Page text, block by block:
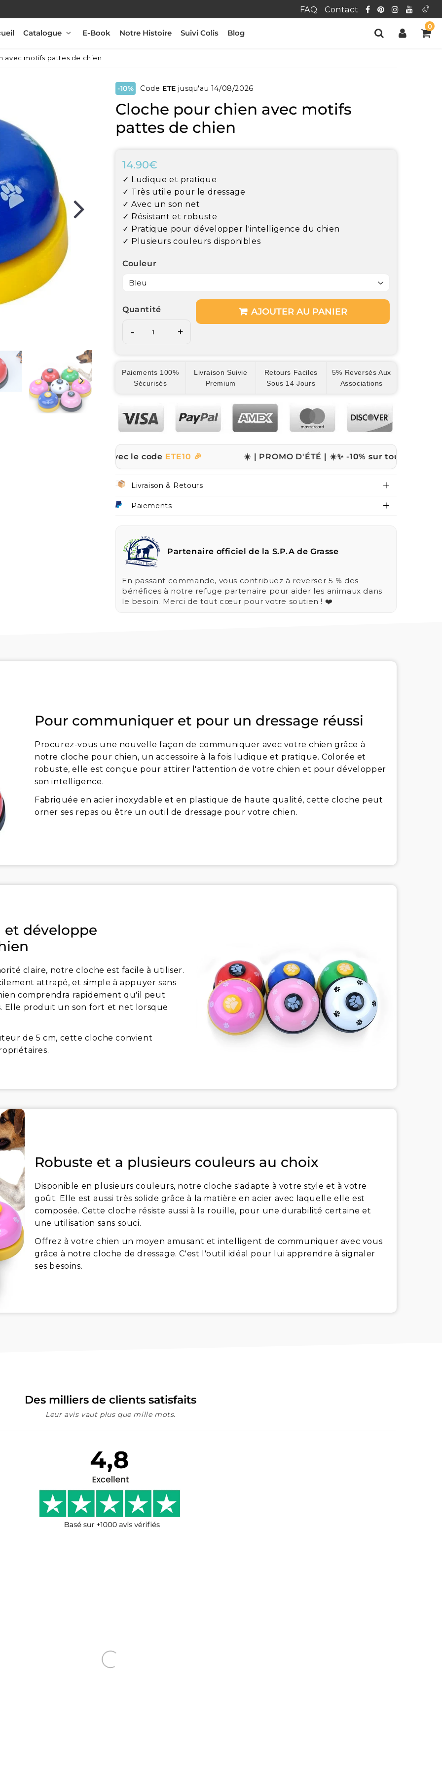
FAQ Contact
Catalogue E-Book Notre Histoire Suivi Colis Blog
0
avec motifs pattes de chien
-10% Code ETE jusqu'au 14/08/2026
Cloche pour chien avec motifs
pattes de chien
14.90€
price
✓ Ludique et pratique
✓ Très utile pour le dressage
✓ Avec un son net
✓ Résistant et robuste
✓ Pratique pour développer l'intelligence du chien
✓ Plusieurs couleurs disponibles
Couleur
Quantité
- +
AJOUTER AU PANIER
Paiements 100%
Sécurisés
Livraison Suivie
Premium
Retours Faciles
Sous 14 Jours
5% Reversés Aux
Associations
sur tout le site avec le codeETE10 🎉 ☀️ | PROMO D'ÉTÉ | ☀️ ✨ -10% sur tout le site avec le
Livraison & Retours
Paiements
Partenaire officiel de la S.P.A de Grasse
En passant commande, vous contribuez à reverser 5 % des
bénéfices à notre refuge partenaire pour aider les animaux dans
le besoin. Merci de tout cœur pour votre soutien ! ❤️
Pour communiquer et pour un dressage réussi
Procurez-vous une nouvelle façon de communiquer avec votre chien grâce à
notre cloche pour chien, un accessoire à la fois ludique et pratique. Colorée et
robuste, elle est conçue pour attirer l'attention de votre chien et pour développer
son intelligence.
Fabriquée en acier inoxydable et en plastique de haute qualité, cette cloche peut
orner ses repas ou être un outil de dressage pour votre chien.
développe
claire, notre cloche est facile à utiliser.
attrapé, et simple à appuyer sans
comprendra rapidement qu'il peut
Elle produit un son fort et net lorsque
de 5 cm, cette cloche convient
Robuste et a plusieurs couleurs au choix
Disponible en plusieurs couleurs, notre cloche s'adapte à votre style et à votre
goût. Elle est aussi très solide grâce à la matière en acier avec laquelle elle est
composée. Cette cloche résiste aussi à la rouille, pour une durabilité certaine et
une utilisation sans souci.
Offrez à votre chien un moyen amusant et intelligent de communiquer avec vous
grâce à notre cloche de dressage. C'est l'outil idéal pour lui apprendre à signaler
ses besoins.
Des milliers de clients satisfaits
Leur avis vaut plus que mille mots.